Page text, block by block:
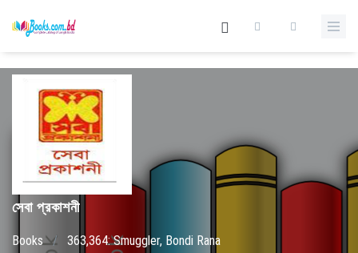
সেবা প্রকাশনী
Books / 363,364: Smuggler, Bondi Rana